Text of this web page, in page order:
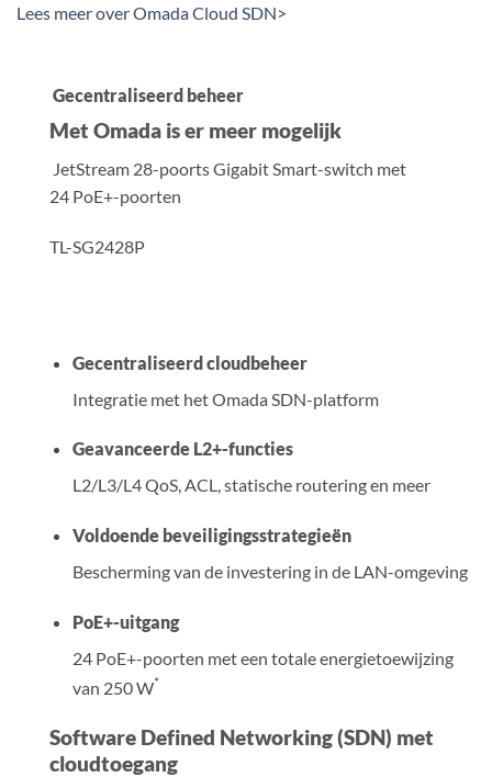
Lees meer over Omada Cloud SDN>
Gecentraliseerd beheer
Met Omada is er meer mogelijk
JetStream 28-poorts Gigabit Smart-switch met
24 PoE+-poorten
TL-SG2428P
Gecentraliseerd cloudbeheer
Integratie met het Omada SDN-platform
Geavanceerde L2+-functies
L2/L3/L4 QoS, ACL, statische routering en meer
Voldoende beveiligingsstrategieën
Bescherming van de investering in de LAN-omgeving
PoE+-uitgang
24 PoE+-poorten met een totale energietoewijzing
van 250 W*
Software Defined Networking (SDN) met
cloudtoegang